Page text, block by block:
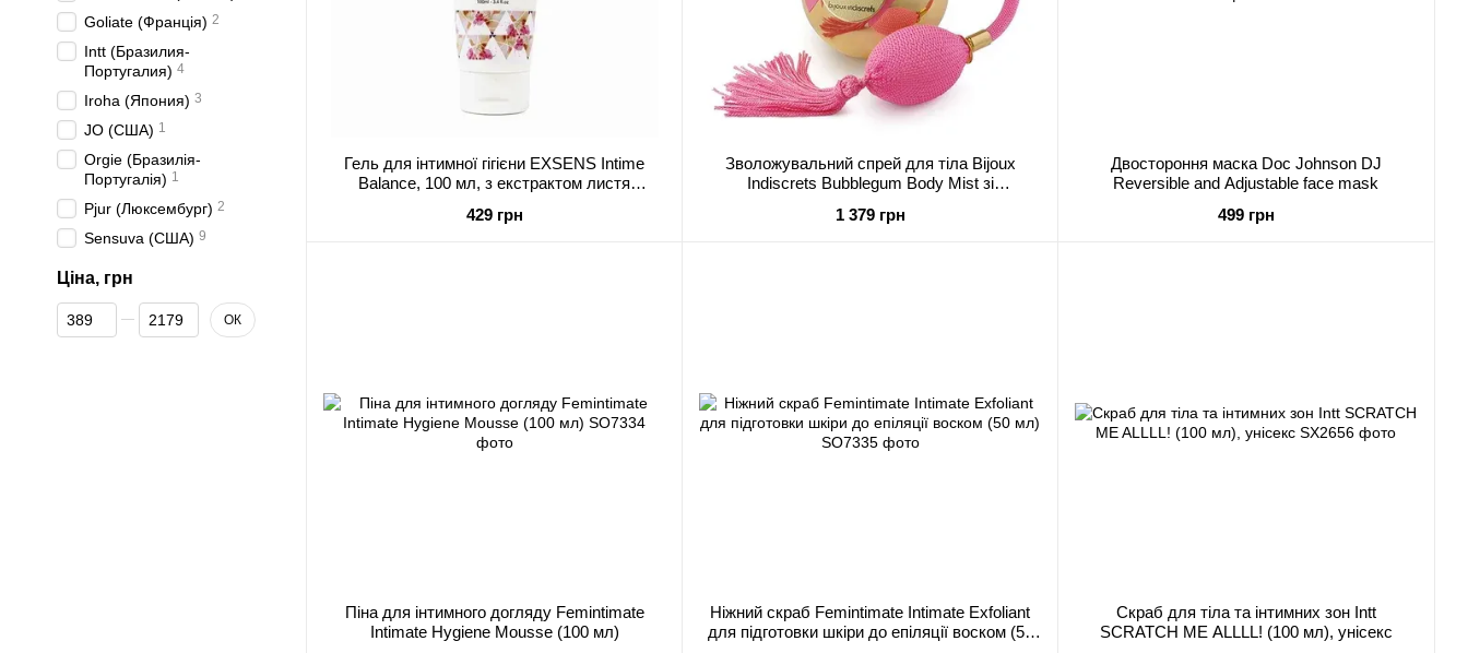
Гель для інтимної гігієни EXSENS Intime
Balance, 100 мл, з екстрактом листя
429 грн
Зволожувальний спрей для тіла Bijoux
Indiscrets Bubblegum Body Mist зі
1 379 грн
Двостороння маска Doc Johnson DJ
Reversible and Adjustable face mask
499 грн
Піна для інтимного догляду Femintimate
Intimate Hygiene Mousse (100 мл)
Ніжний скраб Femintimate Intimate Exfoliant
для підготовки шкіри до епіляції воском (50
Скраб для тіла та інтимних зон Intt
SCRATCH ME ALLLL! (100 мл), унісекс
Goliate (Франція) 2
Intt (Бразилия-
Португалия) 4
Iroha (Япония) 3
JO (США) 1
Orgie (Бразилія-
Португалія) 1
Pjur (Люксембург) 2
Sensuva (США) 9
Ціна, грн
Від Ціна, грн
До Ціна, грн ОК